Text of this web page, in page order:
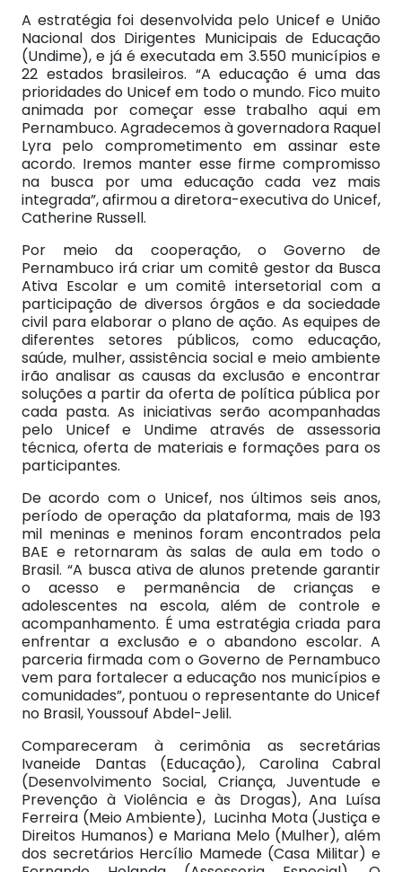
A estratégia foi desenvolvida pelo Unicef e União
Nacional dos Dirigentes Municipais de Educação
(Undime), e já é executada em 3.550 municípios e
22 estados brasileiros. “A educação é uma das
prioridades do Unicef em todo o mundo. Fico muito
animada por começar esse trabalho aqui em
Pernambuco. Agradecemos à governadora Raquel
Lyra pelo comprometimento em assinar este
acordo. Iremos manter esse firme compromisso
na busca por uma educação cada vez mais
integrada”, afirmou a diretora-executiva do Unicef,
Catherine Russell.
Por meio da cooperação, o Governo de
Pernambuco irá criar um comitê gestor da Busca
Ativa Escolar e um comitê intersetorial com a
participação de diversos órgãos e da sociedade
civil para elaborar o plano de ação. As equipes de
diferentes setores públicos, como educação,
saúde, mulher, assistência social e meio ambiente
irão analisar as causas da exclusão e encontrar
soluções a partir da oferta de política pública por
cada pasta. As iniciativas serão acompanhadas
pelo Unicef e Undime através de assessoria
técnica, oferta de materiais e formações para os
participantes.
De acordo com o Unicef, nos últimos seis anos,
período de operação da plataforma, mais de 193
mil meninas e meninos foram encontrados pela
BAE e retornaram às salas de aula em todo o
Brasil. “A busca ativa de alunos pretende garantir
o acesso e permanência de crianças e
adolescentes na escola, além de controle e
acompanhamento. É uma estratégia criada para
enfrentar a exclusão e o abandono escolar. A
parceria firmada com o Governo de Pernambuco
vem para fortalecer a educação nos municípios e
comunidades”, pontuou o representante do Unicef
no Brasil, Youssouf Abdel-Jelil.
Compareceram à cerimônia as secretárias
Ivaneide Dantas (Educação), Carolina Cabral
(Desenvolvimento Social, Criança, Juventude e
Prevenção à Violência e às Drogas), Ana Luísa
Ferreira (Meio Ambiente), Lucinha Mota (Justiça e
Direitos Humanos) e Mariana Melo (Mulher), além
dos secretários Hercílio Mamede (Casa Militar) e